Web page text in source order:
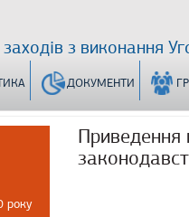
заходів з виконання
ДОКУМЕНТИ
року
Приведення